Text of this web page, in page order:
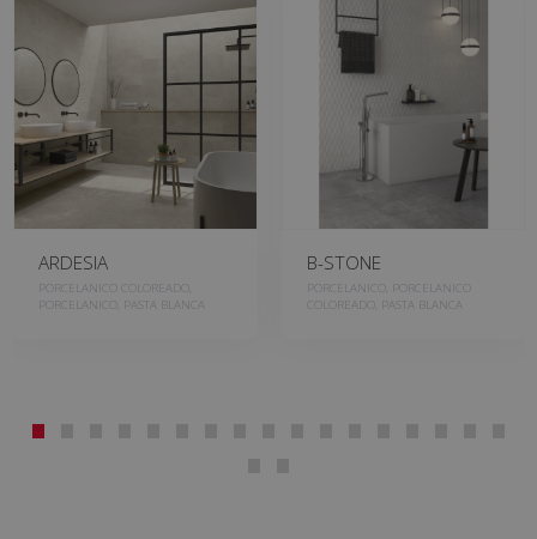
ARDESIA
PORCELANICO COLOREADO,
PORCELANICO, PASTA BLANCA
B-STONE
PORCELANICO, PORCELANICO
COLOREADO, PASTA BLANCA